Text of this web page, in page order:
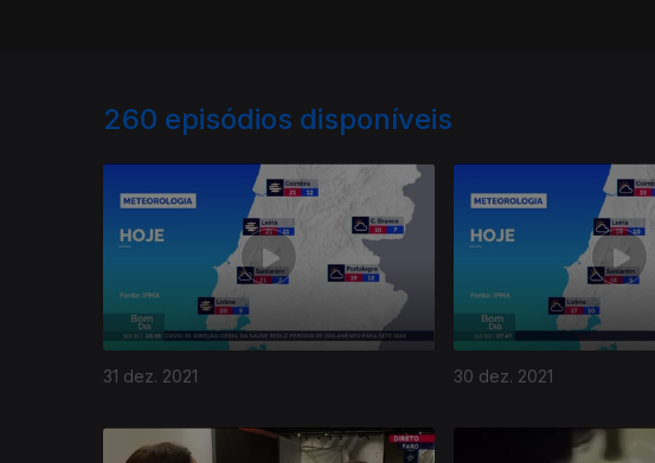
260 episódios disponíveis
31 dez. 2021 30 dez. 2021